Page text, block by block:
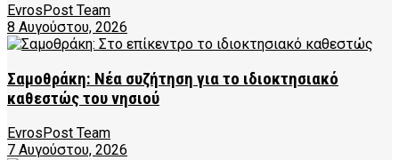
EvrosPost Team
8 Αυγούστου, 2026
Σαμοθράκη: Νέα συζήτηση για το ιδιοκτησιακό
καθεστώς του νησιού
EvrosPost Team
7 Αυγούστου, 2026